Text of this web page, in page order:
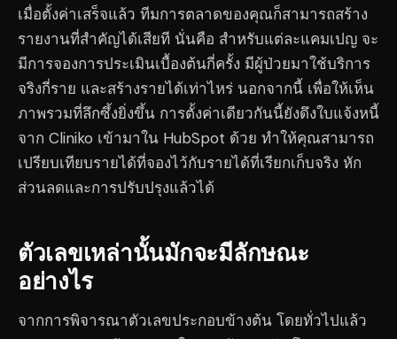
เมื่อตั้งค่าเสร็จแล้ว ทีมการตลาดของคุณก็สามารถสร้าง
รายงานที่สำคัญได้เสียที นั่นคือ สำหรับแต่ละแคมเปญ จะ
มีการจองการประเมินเบื้องต้นกี่ครั้ง มีผู้ป่วยมาใช้บริการ
จริงกี่ราย และสร้างรายได้เท่าไหร่ นอกจากนี้ เพื่อให้เห็น
ภาพรวมที่ลึกซึ้งยิ่งขึ้น การตั้งค่าเดียวกันนี้ยังดึงใบแจ้งหนี้
จาก Cliniko เข้ามาใน HubSpot ด้วย ทำให้คุณสามารถ
เปรียบเทียบรายได้ที่จองไว้กับรายได้ที่เรียกเก็บจริง หัก
ส่วนลดและการปรับปรุงแล้วได้
ตัวเลขเหล่านั้นมักจะมีลักษณะ
อย่างไร
จากการพิจารณาตัวเลขประกอบข้างต้น โดยทั่วไปแล้ว